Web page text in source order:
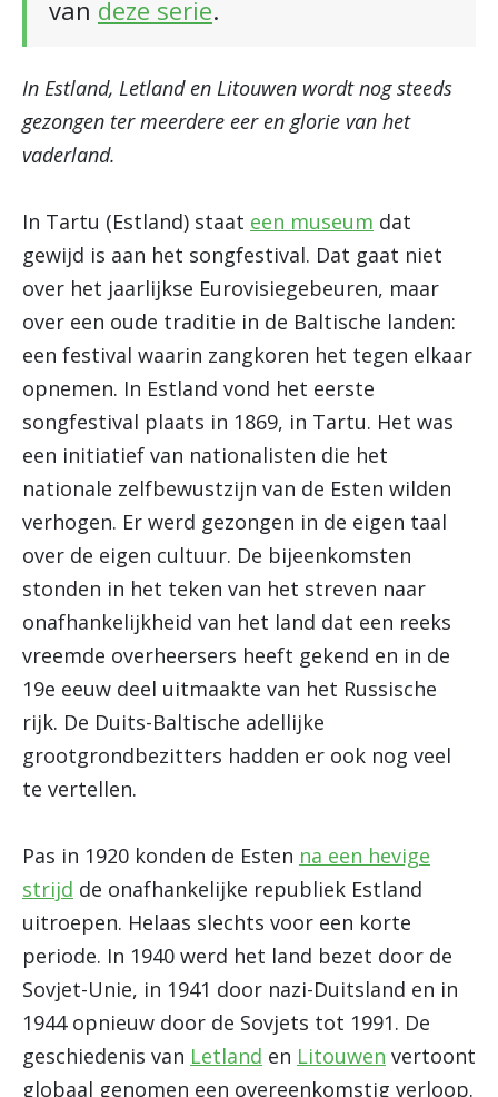
van deze serie.
In Estland, Letland en Litouwen wordt nog steeds
gezongen ter meerdere eer en glorie van het
vaderland.
In Tartu (Estland) staat een museum dat
gewijd is aan het songfestival. Dat gaat niet
over het jaarlijkse Eurovisiegebeuren, maar
over een oude traditie in de Baltische landen:
een festival waarin zangkoren het tegen elkaar
opnemen. In Estland vond het eerste
songfestival plaats in 1869, in Tartu. Het was
een initiatief van nationalisten die het
nationale zelfbewustzijn van de Esten wilden
verhogen. Er werd gezongen in de eigen taal
over de eigen cultuur. De bijeenkomsten
stonden in het teken van het streven naar
onafhankelijkheid van het land dat een reeks
vreemde overheersers heeft gekend en in de
19e eeuw deel uitmaakte van het Russische
rijk. De Duits-Baltische adellijke
grootgrondbezitters hadden er ook nog veel
te vertellen.
Pas in 1920 konden de Esten na een hevige
strijd de onafhankelijke republiek Estland
uitroepen. Helaas slechts voor een korte
periode. In 1940 werd het land bezet door de
Sovjet-Unie, in 1941 door nazi-Duitsland en in
1944 opnieuw door de Sovjets tot 1991. De
geschiedenis van Letland en Litouwen vertoont
globaal genomen een overeenkomstig verloop.